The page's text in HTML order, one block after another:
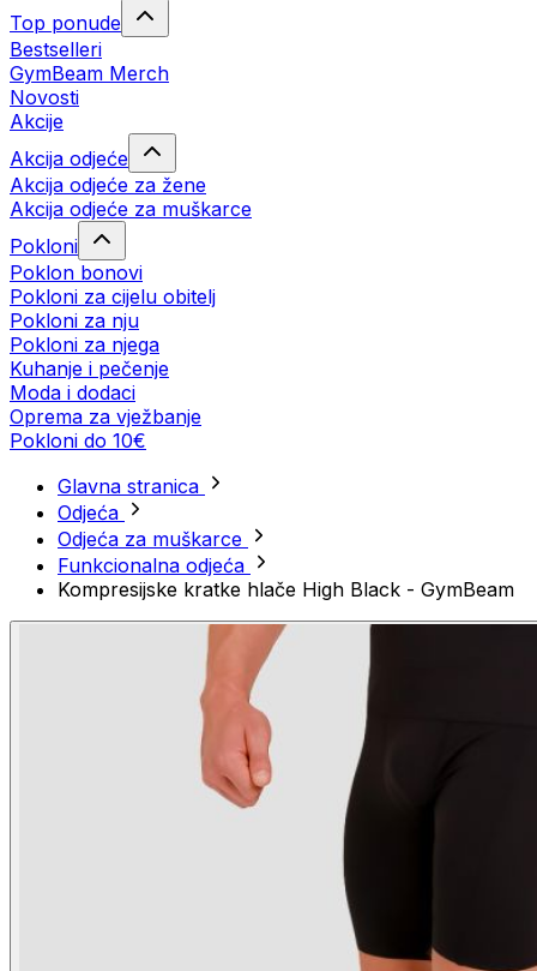
Top ponude
Bestselleri
GymBeam Merch
Novosti
Akcije
Akcija odjeće
Akcija odjeće za žene
Akcija odjeće za muškarce
Pokloni
Poklon bonovi
Pokloni za cijelu obitelj
Pokloni za nju
Pokloni za njega
Kuhanje i pečenje
Moda i dodaci
Oprema za vježbanje
Pokloni do 10€
Glavna stranica
Odjeća
Odjeća za muškarce
Funkcionalna odjeća
Kompresijske kratke hlače High Black - GymBeam